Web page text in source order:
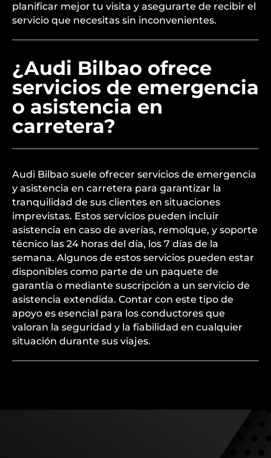
planificar mejor tu visita y asegurarte de recibir el
servicio que necesitas sin inconvenientes.
¿Audi Bilbao ofrece
servicios de emergencia
o asistencia en
carretera?
Audi Bilbao suele ofrecer servicios de emergencia
y asistencia en carretera para garantizar la
tranquilidad de sus clientes en situaciones
imprevistas. Estos servicios pueden incluir
asistencia en caso de averías, remolque, y soporte
técnico las 24 horas del día, los 7 días de la
semana. Algunos de estos servicios pueden estar
disponibles como parte de un paquete de
garantía o mediante suscripción a un servicio de
asistencia extendida. Contar con este tipo de
apoyo es esencial para los conductores que
valoran la seguridad y la fiabilidad en cualquier
situación durante sus viajes.